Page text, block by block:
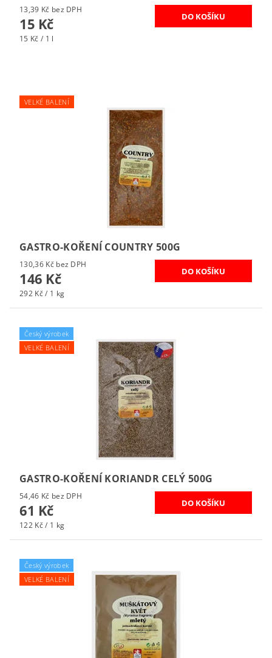
13,39 Kč bez DPH
15 Kč
15 Kč / 1 l
VELKÉ BALENÍ
GASTRO-KOŘENÍ COUNTRY 500G
130,36 Kč bez DPH
146 Kč
292 Kč / 1 kg
Český výrobek
VELKÉ BALENÍ
GASTRO-KOŘENÍ KORIANDR CELÝ 500G
54,46 Kč bez DPH
61 Kč
122 Kč / 1 kg
Český výrobek
VELKÉ BALENÍ